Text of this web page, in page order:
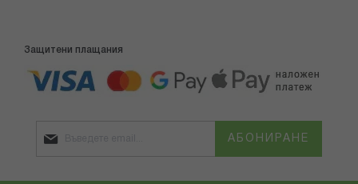
Защитени плащания
АБОНИРАНЕ